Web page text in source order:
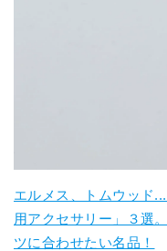
エルメス、トムウッド
用アクセサリー」３選
ツに合わせたい名品！